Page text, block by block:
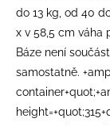
do 13 kg, od 40
x v 58,5 cm váha
Báze není
samostatně.